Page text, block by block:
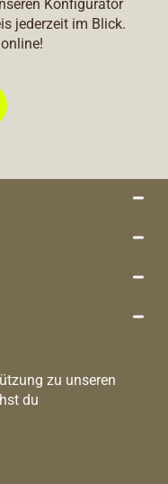
Konfigurator
jederzeit im Blick.
zu unseren
du